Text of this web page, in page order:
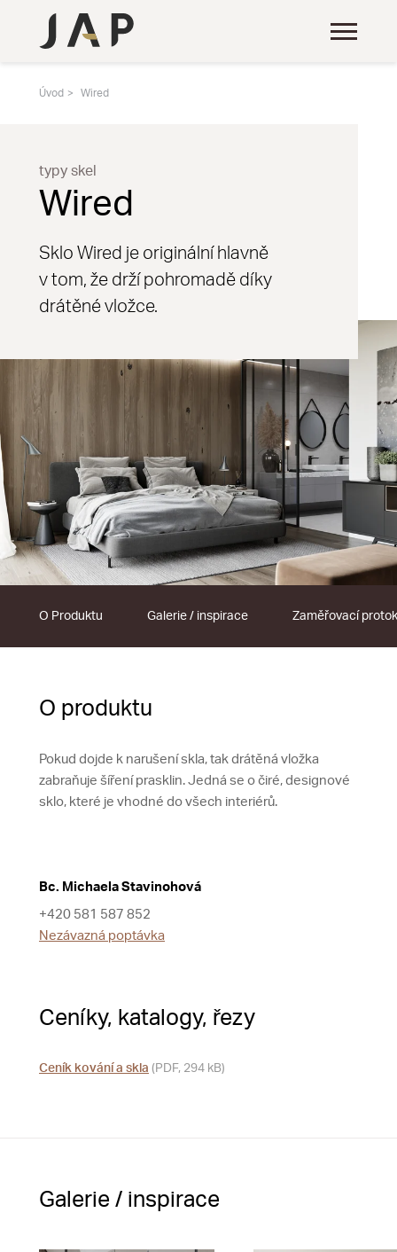
Úvod Wired
typy skel
Wired
Sklo Wired je originální hlavně
v tom, že drží pohromadě díky
drátěné vložce.
O Produktu Galerie / inspirace Zaměřovací
O produktu
Pokud dojde k narušení skla, tak drátěná vložka
zabraňuje šíření prasklin. Jedná se o čiré, designové
sklo, které je vhodné do všech interiérů.
Bc. Michaela Stavinohová
+420 581 587 852
Nezávazná poptávka
Ceníky, katalogy, řezy
Ceník kování a skla (PDF, 294 kB)
Galerie / inspirace